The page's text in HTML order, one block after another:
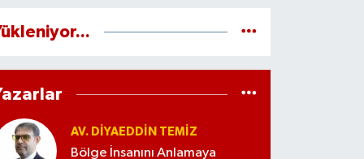
AV. DIYAEDDIN TEMIZ
Bölge İnsanını Anlamaya